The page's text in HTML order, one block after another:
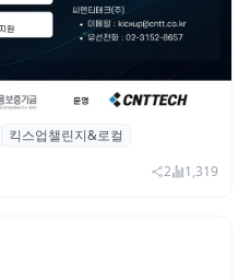
업 챌린지&로컬’ 참
킥스업챌린지&로컬
2 1,319